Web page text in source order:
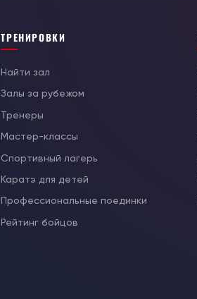
ТРЕНИРОВКИ
Найти зал
Залы за рубежом
Тренеры
Мастер-классы
Спортивный лагерь
Каратэ для детей
Профессиональные поединки
Рейтинг бойцов